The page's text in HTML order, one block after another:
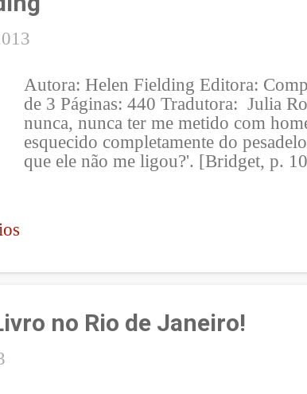
juntos. Me agarrei a um cara que todo
Autora: Helen Fielding Editora:
de 3 Páginas: 440 Tradutora: Julia
nunca, nunca ter me metido com
esquecido completamente do
que ele não me ligou?'. [Bridget, p.
resenha, pois o livro foi uma leitura
Helen sabe distrair e conquistar seus
Bloom , nunca me agradou muito:
enrascadas óbvias e desnecessárias e,
quase nada mudou e isso me
no Rio de Janeiro!